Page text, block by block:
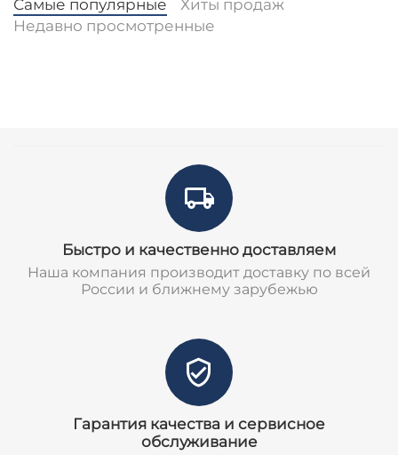
Самые популярные
Хиты продаж
Недавно просмотренные
Быстро и качественно доставляем
Наша компания производит доставку по всей
России и ближнему зарубежью
Гарантия качества и сервисное
обслуживание